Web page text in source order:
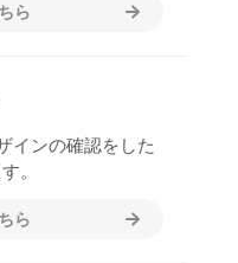
ら
インの確認をした
。
ら